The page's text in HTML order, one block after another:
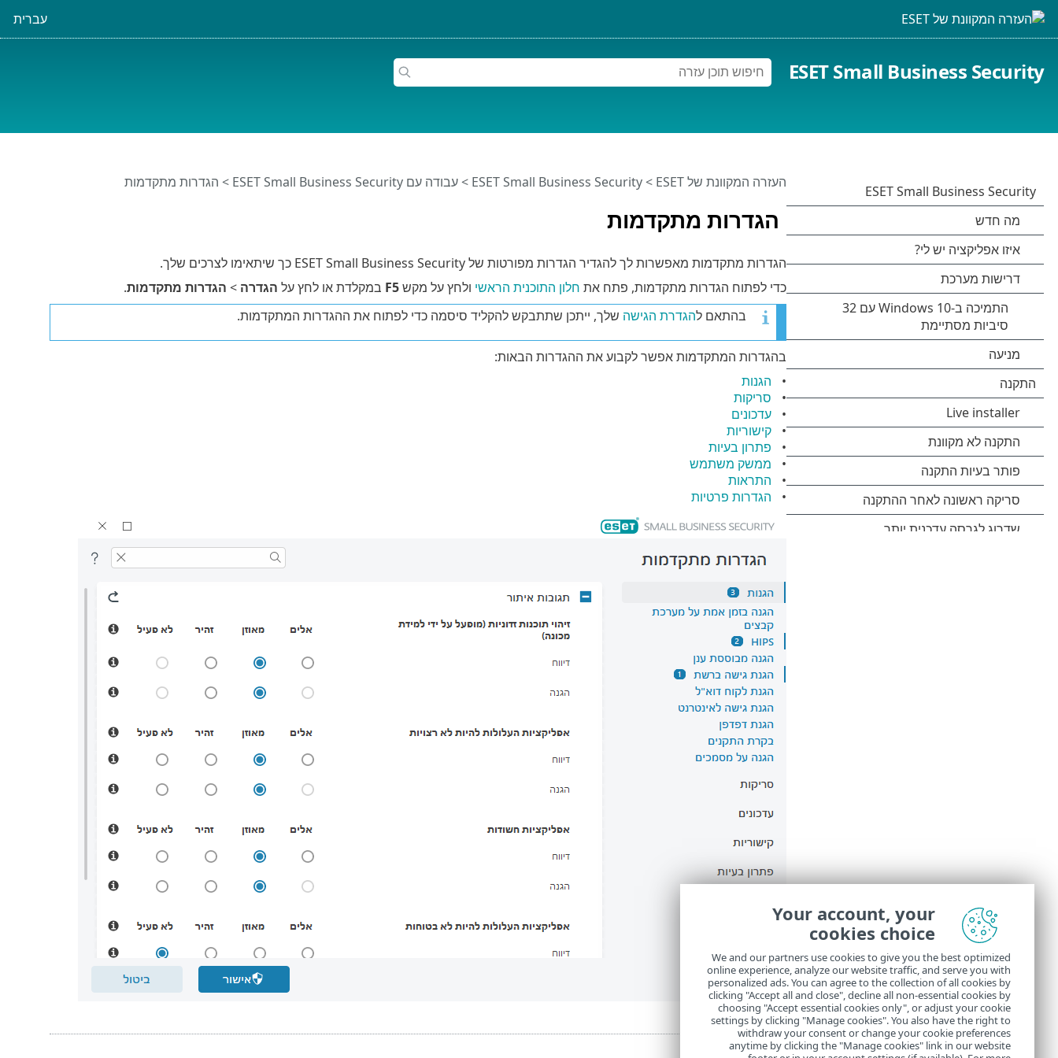
עברית
ESET Small Business Security
הגדרות מתקדמות
העזרה המקוונת של ESET >
ESET Small Business Security
>עבודה עם ESET Small Business Security > הגדרות מתקדמות
הגדרות מתקדמות מאפשרות לך להגדיר הגדרות מפורטות של ESET Small Business Security כך שיתאימו לצרכים שלך.
כדי לפתוח הגדרות מתקדמות, פתח את חלון התוכנית הראשי ולחץ על מקשF5 במקלדת או לחץ על הגדרה > הגדרות מתקדמות.
בהתאם להגדרת הגישה שלך, ייתכן שתתבקש להקליד סיסמה כדי לפתוח את ההגדרות המתקדמות.
בהגדרות המתקדמות אפשר לקבוע את ההגדרות הבאות:
הגנות
סריקות
עדכונים
קישוריות
פתרון בעיות
ממשק משתמש
התראות
הגדרות פרטיות
Your account, your
cookies choice
We and our partners use cookies to give you the best optimized
online experience, analyze our website traffic, and serve you with
personalized ads. You can agree to the collection of all cookies by
clicking "Accept all and close", decline all non-essential cookies by
choosing "Accept essential cookies only", or adjust your cookie
settings by clicking "Manage cookies". You also have the right to
withdraw your consent or change your cookie preferences
anytime by clicking the "Manage cookies" link in our website